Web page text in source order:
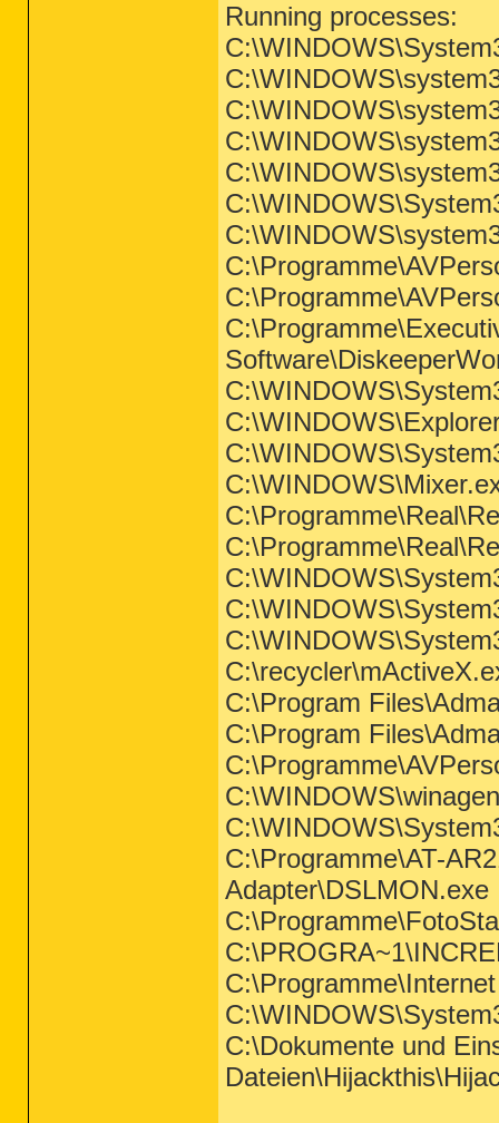
Running processes:
C:\Program
C:\Program
C:\Programme\AT-
Adapter\DSLMON.exe
C:\Dokumente und